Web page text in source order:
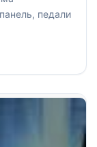
педали